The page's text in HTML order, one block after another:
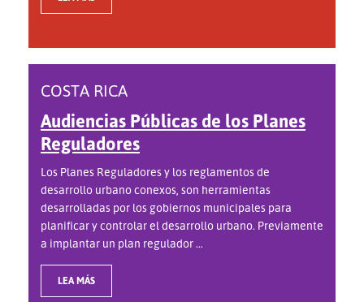
COSTA RICA
Audiencias Públicas de los Planes
Reguladores
Los Planes Reguladores y los reglamentos de
desarrollo urbano conexos, son herramientas
desarrolladas por los gobiernos municipales para
planificar y controlar el desarrollo urbano. Previamente
a implantar un plan regulador ...
LEA MÁS